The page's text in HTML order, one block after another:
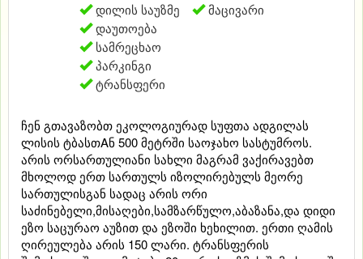
დილის საუზმე
დაუთოება
სამრეცხაო
პარკინგი
ტრანსფერი
მაცივარი
ჩენ გთავაზობთ ეკოლოგიურად სუფთა ადგილას
ლისის ტბასთAნ 500 მეტრში საოჯახო სასტუმროს.
არის ორსართულიანი სახლი მაგრამ ვაქირავებთ
მხოლოდ ერთ სართულს იზოლირებულს მეორე
სართულისგან სადაც არის ორი
საძინებელი,მისაღები,სამზარწულო,აბაზანა,და დიდი
ეზო საცურაო აუზით და ეზოში ხეხილით. ერთი ღამის
ღირეულება არის 150 ლარი. ტრანსფერის